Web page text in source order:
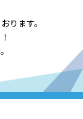
ります。